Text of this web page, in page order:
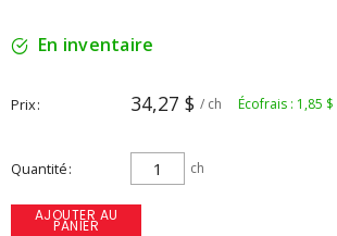
En inventaire
Prix 34,27 $ / ch Écofrais : 1,85 $
Quantité ch
AJOUTER AU
PANIER